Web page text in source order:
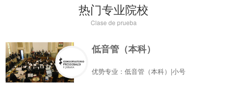
热门专业院校
Clase de prueba
低音管（本科）
优势专业：低音管（本科）|小号